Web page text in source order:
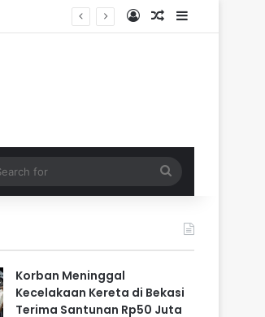
Log InRandom Article
Sidebar
for
Korban Meninggal
Kecelakaan Kereta di Bekasi
Terima Santunan Rp50 Juta